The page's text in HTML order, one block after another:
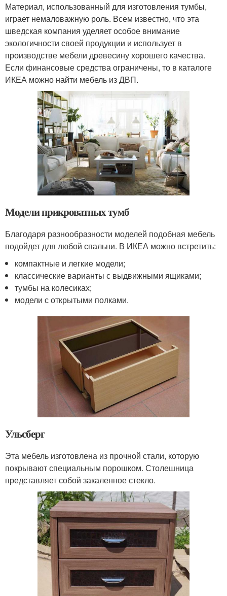
Материал, использованный для изготовления тумбы,
играет немаловажную роль. Всем известно, что эта
шведская компания уделяет особое внимание
экологичности своей продукции и использует в
производстве мебели древесину хорошего качества.
Если финансовые средства ограничены, то в каталоге
ИКЕА можно найти мебель из ДВП.
Модели прикроватных тумб
Благодаря разнообразности моделей подобная мебель
подойдет для любой спальни. В ИКЕА можно встретить:
компактные и легкие модели;
классические варианты с выдвижными ящиками;
тумбы на колесиках;
модели с открытыми полками.
Ульсберг
Эта мебель изготовлена из прочной стали, которую
покрывают специальным порошком. Столешница
представляет собой закаленное стекло.